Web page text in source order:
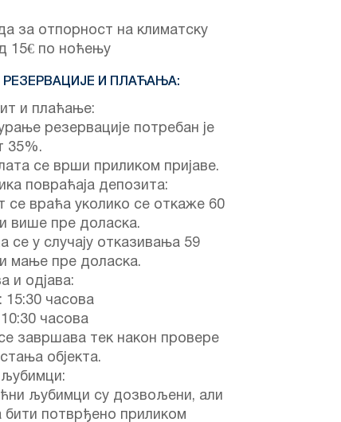
за отпорност на климатску
15€ по ноћењу
И ПЛАЋАЊА:
и плаћање:
резервације потребан је
35%.
се врши приликом пријаве.
повраћаја депозита:
се враћа уколико се откаже 60
више пре доласка.
се у случају отказивања 59
мање пре доласка.
и одјава:
15:30 часова
часова
завршава тек након провере
објекта.
љубимци су дозвољени, али
бити потврђено приликом